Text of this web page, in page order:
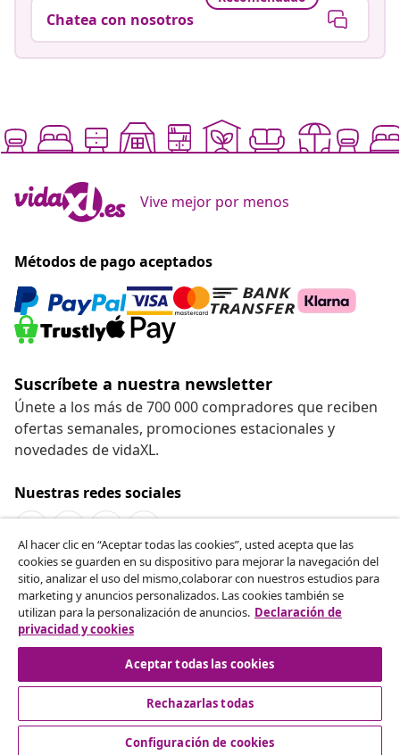
Chatea con nosotros
Vive mejor por menos
Métodos de pago aceptados
Suscríbete a nuestra newsletter
Únete a los más de 700 000 compradores que reciben
ofertas semanales, promociones estacionales y
novedades de vidaXL.
Nuestras redes sociales
Desistir del contrato
Solicita la cancelación de tu pedido.
Desistir del contrato
Servicio al Cliente
Al hacer clic en “Aceptar todas las cookies”, usted acepta que las
cookies se guarden en su dispositivo para mejorar la navegación del
sitio, analizar el uso del mismo,colaborar con nuestros estudios para
marketing y anuncios personalizados. Las cookies también se
utilizan para la personalización de anuncios. Declaración de
privacidad y cookies
Aceptar todas las cookies
Rechazarlas todas
Configuración de cookies